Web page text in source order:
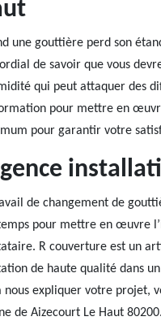
une gouttière perd son
de savoir que vous
qui peut attaquer des
pour mettre en
pour garantir votre
de changement de
pour mettre en œuvre
R couverture est un
de haute qualité dans
nous expliquer votre projet,
de Aizecourt Le Haut 80200.